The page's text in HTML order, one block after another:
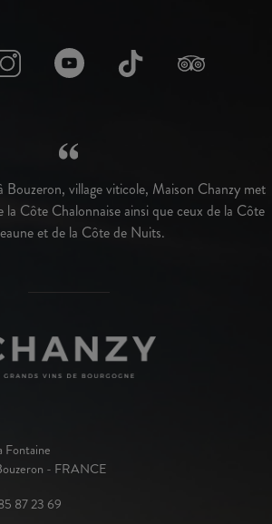
Bouzeron, village viticole, Maison Chanzy met
la Côte Chalonnaise ainsi que ceux de la Côte
et de la Côte de Nuits.
Fontaine
- FRANCE
87 23 69